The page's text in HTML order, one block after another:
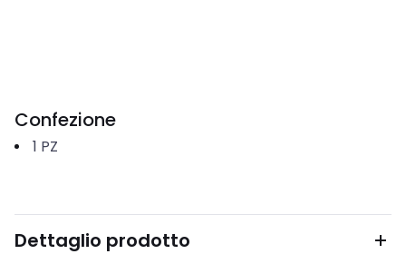
Confezione
1 PZ
Dettaglio prodotto